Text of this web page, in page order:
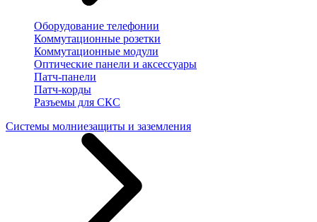
Оборудование телефонии
Коммутационные розетки
Коммутационные модули
Оптические панели и аксессуары
Патч-панели
Патч-корды
Разъемы для СКС
Системы молниезащиты и заземления